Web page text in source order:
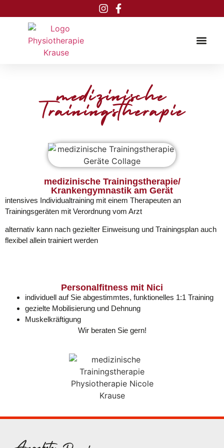
medizinische
Trainingstherapie
medizinische Trainingstherapie/
Krankengymnastik am Gerät
intensives Individualtraining mit einem Therapeuten an
Trainingsgeräten mit Verordnung vom Arzt
alternativ kann nach gezielter Einweisung und Trainingsplan auch
flexibel allein trainiert werden
Personalfitness mit Nici
individuell auf Sie abgestimmtes, funktionelles 1:1 Training
gezielte Mobilisierung und Dehnung
Muskelkräftigung
Wir beraten Sie gern!